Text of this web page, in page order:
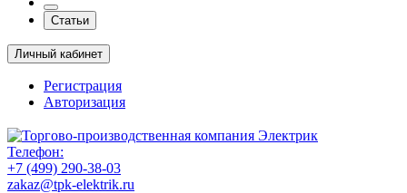
Статьи
Личный кабинет
Регистрация
Авторизация
Телефон:
+7 (499) 290-38-03
zakaz@tpk-elektrik.ru